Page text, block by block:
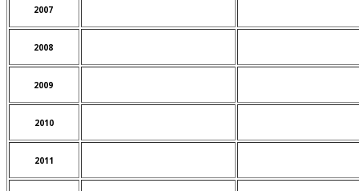
2007
2008
2009
2010
2011